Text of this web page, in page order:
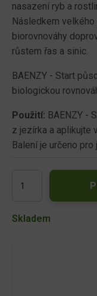
nasazení ryb a
Následkem
biorovnováhy
růstem řas a sinic.
BAENZY - Start
biologickou
Použití: BAENZY -
z jezírka a aplikujte
Balení je určeno
start
množství
Skladem